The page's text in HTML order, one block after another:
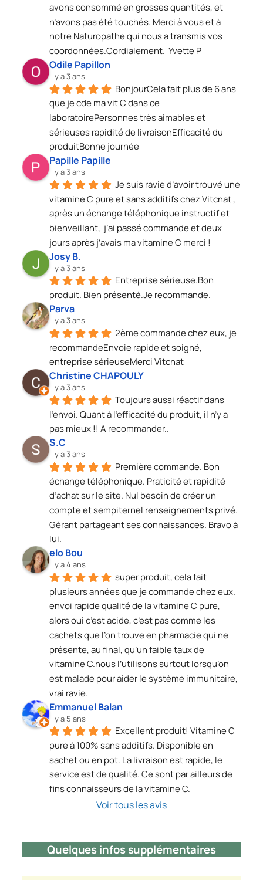
avons consommé en grosses quantités, et
n’avons pas été touchés. Merci à vous et à
notre Naturopathe qui nous a transmis vos
coordonnées.Cordialement.  Yvette P
Odile Papillon
il y a 3 ans
BonjourCela fait plus de 6 ans
que je cde ma vit C dans ce
laboratoirePersonnes très aimables et
sérieuses rapidité de livraisonEfficacité du
produitBonne journée
Papille Papille
il y a 3 ans
Je suis ravie d’avoir trouvé une
vitamine C pure et sans additifs chez Vitcnat ,
après un échange téléphonique instructif et
bienveillant,  j’ai passé commande et deux
jours après j’avais ma vitamine C merci !
Josy B.
il y a 3 ans
Entreprise sérieuse.Bon
produit. Bien présenté.Je recommande.
Parva
il y a 3 ans
2ème commande chez eux, je
recommandeEnvoie rapide et soigné,
entreprise sérieuseMerci Vitcnat
Christine CHAPOULY
il y a 3 ans
Toujours aussi réactif dans
l’envoi. Quant à l’efficacité du produit, il n’y a
pas mieux !! A recommander..
S.C
il y a 3 ans
Première commande. Bon
échange téléphonique. Praticité et rapidité
d’achat sur le site. Nul besoin de créer un
compte et sempiternel renseignements privé.
Gérant partageant ses connaissances. Bravo à
lui.
elo Bou
il y a 4 ans
super produit, cela fait
plusieurs années que je commande chez eux.
envoi rapide qualité de la vitamine C pure,
alors oui c’est acide, c’est pas comme les
cachets que l’on trouve en pharmacie qui ne
présente, au final, qu’un faible taux de
vitamine C.nous l’utilisons surtout lorsqu’on
est malade pour aider le système immunitaire,
vrai ravie.
Emmanuel Balan
il y a 5 ans
Excellent produit! Vitamine C
pure à 100% sans additifs. Disponible en
sachet ou en pot. La livraison est rapide, le
service est de qualité. Ce sont par ailleurs de
fins connaisseurs de la vitamine C.
Voir tous les avis
Quelques infos supplémentaires